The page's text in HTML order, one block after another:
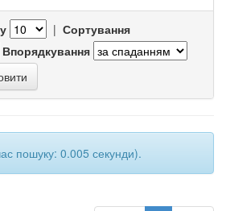
| Сортування
Впорядкування
пошуку: 0.005 секунди).